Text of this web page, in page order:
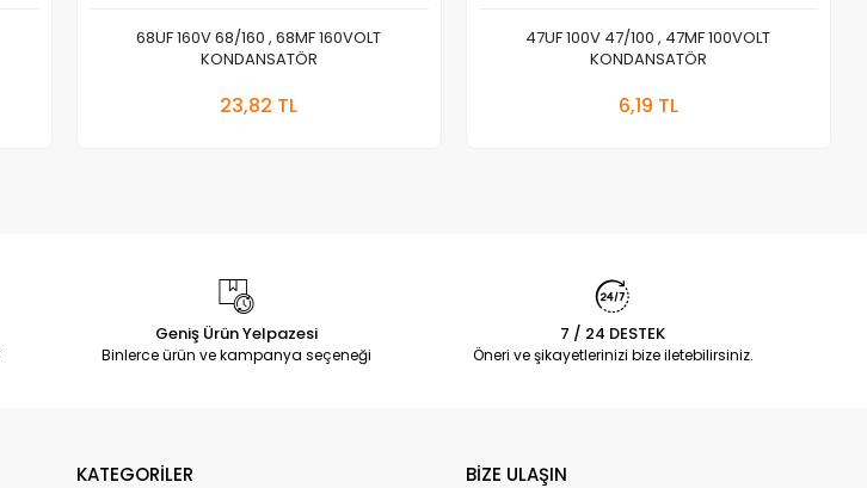
68UF 160V 68/160 , 68MF 160VOLT
KONDANSATÖR
23,82 TL
47UF 100V 47/100 , 47MF 100VOLT
KONDANSATÖR
6,19 TL
Geniş Ürün Yelpazesi
Binlerce ürün ve kampanya seçeneği
7 / 24 DESTEK
Öneri ve şikayetlerinizi bize iletebilirsiniz.
KATEGORİLER BİZE ULAŞIN